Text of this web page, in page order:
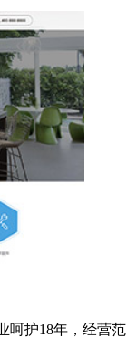
呵护18年，经营范